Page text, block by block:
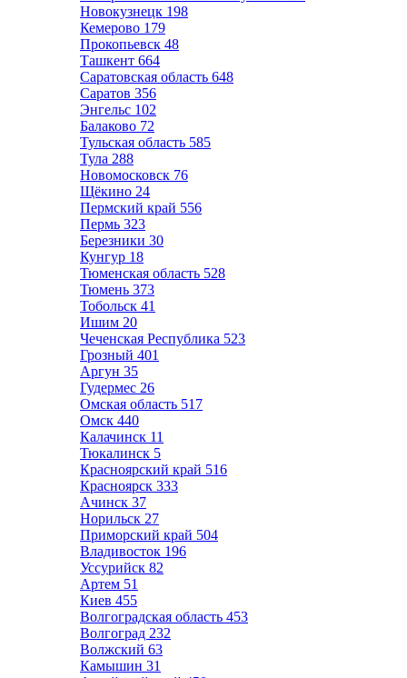
Новокузнецк 198
Кемерово 179
Прокопьевск 48
Ташкент 664
Саратовская область 648
Саратов 356
Энгельс 102
Балаково 72
Тульская область 585
Тула 288
Новомосковск 76
Щёкино 24
Пермский край 556
Пермь 323
Березники 30
Кунгур 18
Тюменская область 528
Тюмень 373
Тобольск 41
Ишим 20
Чеченская Республика 523
Грозный 401
Аргун 35
Гудермес 26
Омская область 517
Омск 440
Калачинск 11
Тюкалинск 5
Красноярский край 516
Красноярск 333
Ачинск 37
Норильск 27
Приморский край 504
Владивосток 196
Уссурийск 82
Артем 51
Киев 455
Волгоградская область 453
Волгоград 232
Волжский 63
Камышин 31